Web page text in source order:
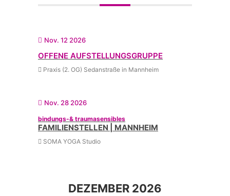
Nov. 12 2026
OFFENE AUFSTELLUNGSGRUPPE
Praxis (2. OG) Sedanstraße in Mannheim
Nov. 28 2026
bindungs-& traumasensibles
FAMILIENSTELLEN | MANNHEIM
SOMA YOGA Studio
DEZEMBER 2026